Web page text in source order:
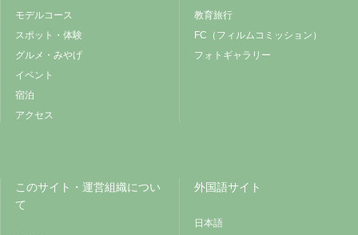
モデルコース
スポット・体験
グルメ・みやげ
イベント
宿泊
アクセス
教育旅行
FC（フィルムコミッション）
フォトギャラリー
このサイト・運営組織につい
て
外国語サイト
日本語